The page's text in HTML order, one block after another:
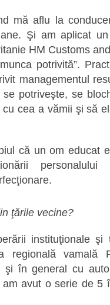
mă aflu la
Şi am aplicat
HM Customs
potrivită”.
managementul
potriveşte, se
cea a vămii şi să
că un om educat
ţările vecine?
instituţionale şi
regională vamală
şi în general cu
avut o serie de 5